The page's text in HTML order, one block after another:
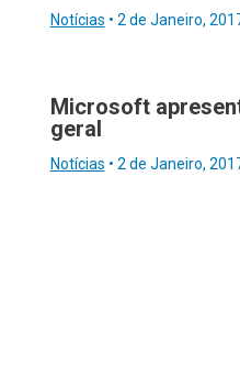
Notícias • 2 de Janeiro,
Microsoft
geral
Notícias • 2 de Janeiro,